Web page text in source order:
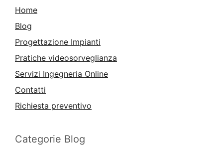
Home
Blog
Progettazione Impianti
Pratiche videosorveglianza
Servizi Ingegneria Online
Contatti
Richiesta preventivo
Categorie Blog